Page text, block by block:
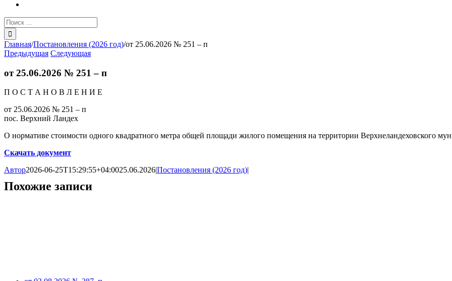
Результат
поиска:
Главная/Постановления (2026 год)/от 25.06.2026 № 251 – п
Предыдущая Следующая
от 25.06.2026 № 251 – п
П О С Т А Н О В Л Е Н И Е
от 25.06.2026 № 251 – п
пос. Верхний Ландех
О нормативе стоимости одного квадратного метра общей площади жилого помещения на территории Верхнеландеховского
Скачать документ
Автор2026-06-25T15:29:55+04:0025.06.2026|Постановления (2026 год)|
Похожие записи